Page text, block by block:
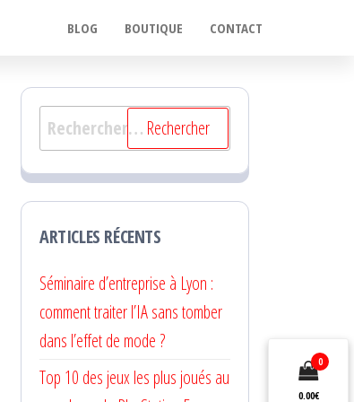
BLOG BOUTIQUE CONTACT
Rechercher :
ARTICLES RÉCENTS
Séminaire d’entreprise à Lyon :
comment traiter l’IA sans tomber
dans l’effet de mode ?
Top 10 des jeux les plus joués au
0
0.00€